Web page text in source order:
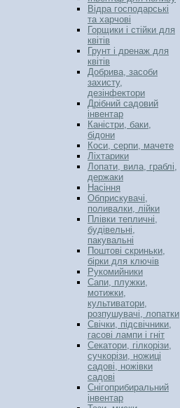
Відра господарські
та харчові
Горщики і стійки для
квітів
Грунт і дренаж для
квітів
Добрива, засоби
захисту,
дезінфектори
Дрібний садовий
інвентар
Каністри, баки,
бідони
Коси, серпи, мачете
Ліхтарики
Лопати, вила, граблі,
держаки
Насіння
Обприскувачі,
поливалки, лійки
Плівки тепличні,
будівельні,
пакувальні
Поштові скриньки,
бірки для ключів
Рукомийники
Сапи, плужки,
мотижки,
культиватори,
розпушувачі, лопатки
Свічки, підсвічники,
гасові лампи і гніт
Секатори, гілкорізи,
сучкорізи, ножиці
садові, ножівки
садові
Снігоприбиральний
інвентар